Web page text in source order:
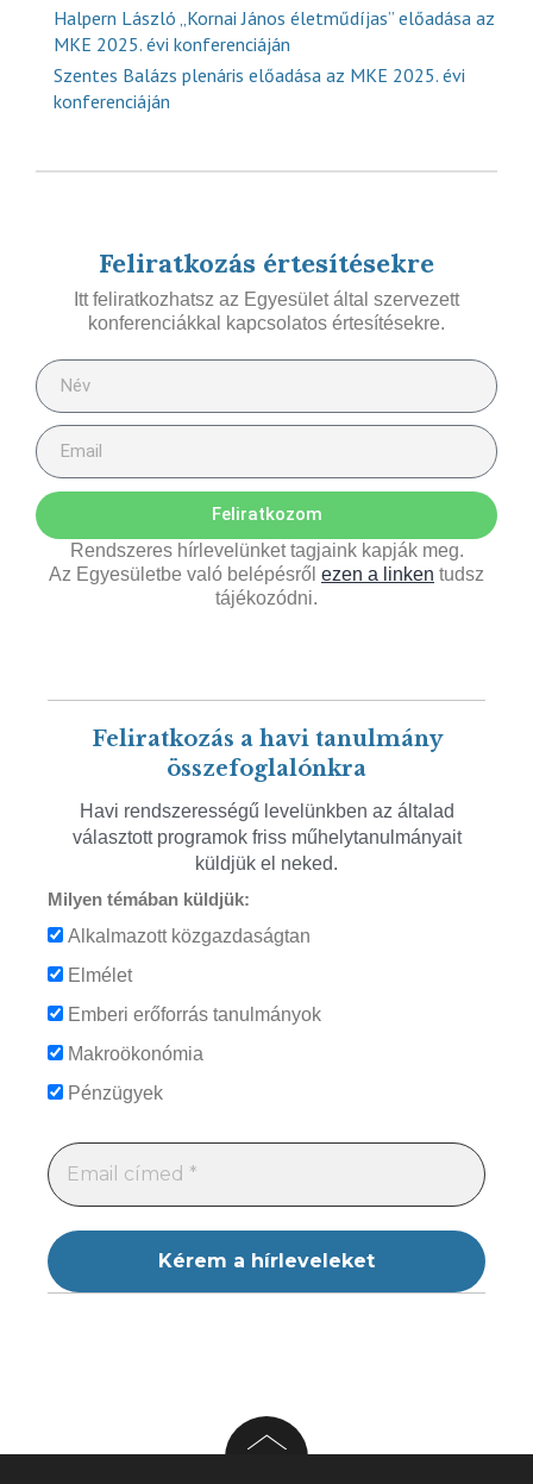
Halpern László „Kornai János életműdíjas” előadása az
MKE 2025. évi konferenciáján
Szentes Balázs plenáris előadása az MKE 2025. évi
konferenciáján
Feliratkozás értesítésekre
Itt feliratkozhatsz az Egyesület által szervezett
konferenciákkal kapcsolatos értesítésekre.
Feliratkozom
Rendszeres hírlevelünket tagjaink kapják meg.
Az Egyesületbe való belépésről ezen a linken tudsz
tájékozódni.
Feliratkozás a havi tanulmány
összefoglalónkra
Havi rendszerességű levelünkben az általad
választott programok friss műhelytanulmányait
küldjük el neked.
Milyen témában küldjük:
Alkalmazott közgazdaságtan
Elmélet
Emberi erőforrás tanulmányok
Makroökonómia
Pénzügyek